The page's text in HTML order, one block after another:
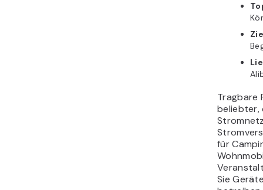
Tragbare
beliebter,
für
Sie